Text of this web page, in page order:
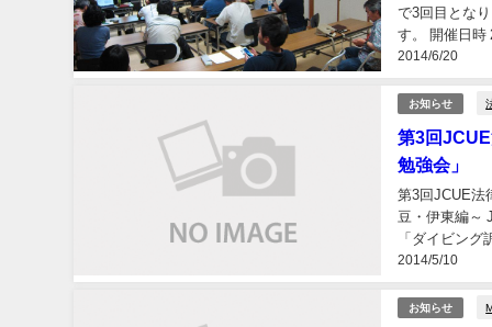
2014/6/20
で3回目とな
す。 開催日時
弁護士 上野
お知らせ
第3回
勉強会」
2014/5/10
第3回JCUE法
豆・伊東編～
「ダイビン
月22日の沼津
お知らせ